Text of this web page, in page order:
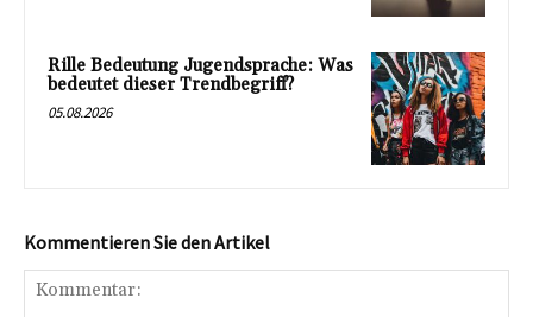
Rille Bedeutung Jugendsprache: Was
bedeutet dieser Trendbegriff?
05.08.2026
Kommentieren Sie den Artikel